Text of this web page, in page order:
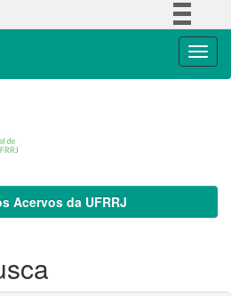
Acervos da UFRRJ